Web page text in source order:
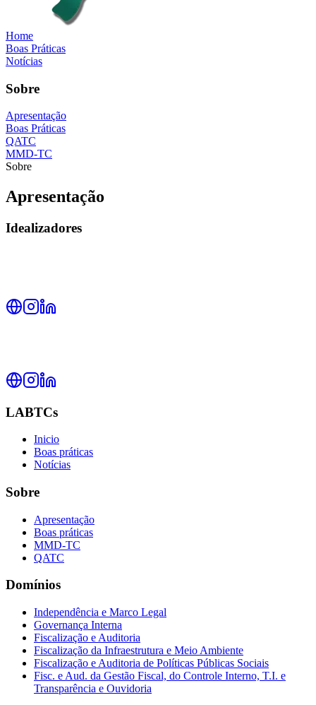
Home
Boas Práticas
Notícias
Sobre
Apresentação
Boas Práticas
QATC
MMD-TC
Sobre
Apresentação
Idealizadores
LABTCs
Inicio
Boas práticas
Notícias
Sobre
Apresentação
Boas práticas
MMD-TC
QATC
Domínios
Independência e Marco Legal
Governança Interna
Fiscalização e Auditoria
Fiscalização da Infraestrutura e Meio Ambiente
Fiscalização e Auditoria de Políticas Públicas Sociais
Fisc. e Aud. da Gestão Fiscal, do Controle Interno, T.I. e
Transparência e Ouvidoria